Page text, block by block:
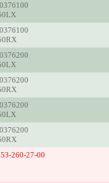
260-27-00